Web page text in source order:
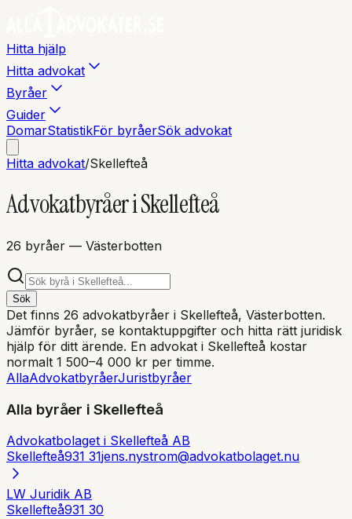
Hitta hjälp
Hitta advokat
Byråer
Guider
DomarStatistikFör byråerSök advokat
Hitta advokat/Skellefteå
Advokatbyråer iSkellefteå
26 byråer — Västerbotten
Sök
Det finns 26 advokatbyråer i Skellefteå, Västerbotten.
Jämför byråer, se kontaktuppgifter och hitta rätt juridisk
hjälp för ditt ärende. En advokat i Skellefteå kostar
normalt 1 500–4 000 kr per timme.
AllaAdvokatbyråerJuristbyråer
Alla byråer iSkellefteå
Advokatbolaget i Skellefteå AB
Skellefteå931 31jens.nystrom@advokatbolaget.nu
LW Juridik AB
Skellefteå931 30